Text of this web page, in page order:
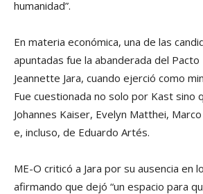
humanidad”.
En materia económica, una de las
apuntadas fue la abanderada del Pacto
Jeannette Jara, cuando ejerció como
Fue cuestionada no solo por Kast sino
Johannes Kaiser, Evelyn Matthei,
e, incluso, de Eduardo Artés.
ME-O criticó a Jara por su ausencia en
afirmando que dejó “un espacio para